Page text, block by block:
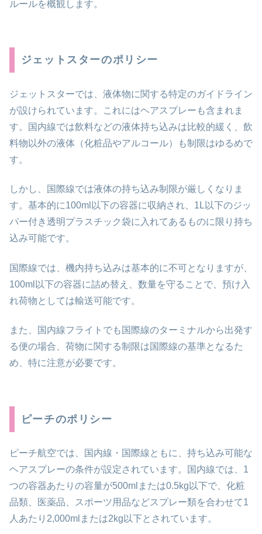
ルールを概観します。
ジェットスターのポリシー
ジェットスターでは、液体物に関する特定のガイドライン
が設けられています。これにはヘアスプレーも含まれま
す。国内線では飲料などの液体持ち込みは比較的緩く、飲
料物以外の液体（化粧品やアルコール）も制限はゆるめで
す。
しかし、国際線では液体の持ち込み制限が厳しくなりま
す。基本的に100ml以下の容器に収納され、1L以下のジッ
パー付き透明プラスチック袋に入れてあるものに限り持ち
込み可能です。
国際線では、機内持ち込みは基本的に不可となりますが、
100ml以下の容器に詰め替え、数量を守ることで、預け入
れ荷物としては輸送可能です。
また、国内線フライトでも国際線のターミナルから出発す
る便の場合、荷物に関する制限は国際線の基準となるた
め、特に注意が必要です。
ピーチのポリシー
ピーチ航空では、国内線・国際線ともに、持ち込み可能な
ヘアスプレーの条件が設定されています。国内線では、1
つの容器あたりの容量が500mlまたは0.5kg以下で、化粧
品類、医薬品、スポーツ用品などスプレー類を合わせて1
人あたり2,000mlまたは2kg以下とされています。